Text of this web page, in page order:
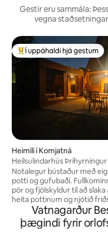
Gestir eru sammála:
vegna
Í mestu uppáhaldi hjá
Í uppáhaldi hjá gestum
Heimili í Komjatná
Heilsulindarhús Þríhyrningur
Gufubað | Hory
Notalegur bústaður með
potti og gufubaði.
pör og fjölskyldur til að slaka
heita pottinum og njótið
fjöllunum. Slakaðu á á
Komjatná, þorpi á
og Orava, í bústað fyrir
Vatnagarður
þægindi fyrir